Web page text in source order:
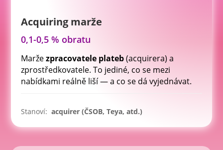
Acquiring marže
0,1-0,5 % obratu
Maržezpracovatele plateb(acquirera) a
zprostředkovatele. To jediné, co se mezi
nabídkami reálně liší — a co se dá vyjednávat.
Stanoví: acquirer (ČSOB, Teya, atd.)